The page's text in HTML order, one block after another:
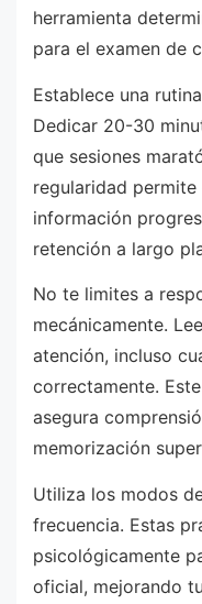
herramienta
para el examen de
Establece una
Dedicar 20-30
que sesiones
regularidad
información
retención a largo
No te limites a
mecánicamente.
atención, incluso
correctamente.
asegura
memorización
Utiliza los modos
frecuencia. Estas
psicológicamente
oficial, mejorando